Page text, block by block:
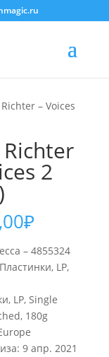
– Voices
2
₽
– 4855324
LP,
LP, Single
180g
9 апр. 2021